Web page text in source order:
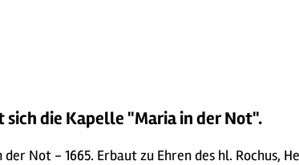
die Kapelle "Maria in der Not".
Not - 1665. Erbaut zu Ehren des hl. Rochus,